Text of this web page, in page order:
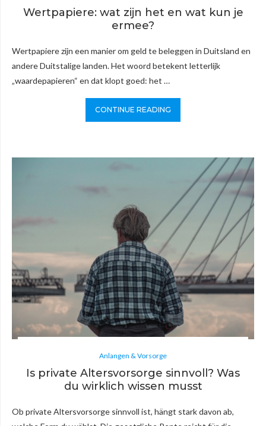
Wertpapiere: wat zijn het en wat kun je
ermee?
Wertpapiere zijn een manier om geld te beleggen in Duitsland en
andere Duitstalige landen. Het woord betekent letterlijk
„waardepapieren“ en dat klopt goed: het …
CONTINUE READING
Anlangen & Vorsorge
Is private Altersvorsorge sinnvoll? Was
du wirklich wissen musst
Ob private Altersvorsorge sinnvoll ist, hängt stark davon ab,